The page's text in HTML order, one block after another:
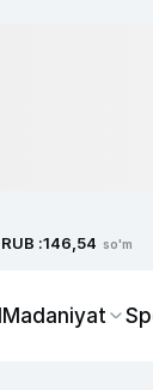
RUB :146,54 so'm
Madaniyat